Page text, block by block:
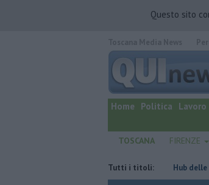
Questo sito
quotidiano online.
Home Politica Lavoro
TOSCANA FIRENZE
Tutti i titoli:Hub delle energie